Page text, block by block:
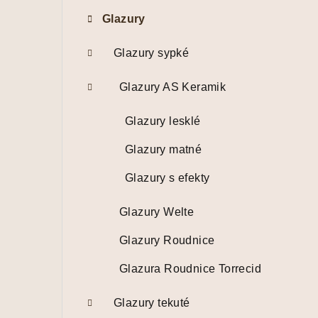
Glazury
Glazury sypké
Glazury AS Keramik
Glazury lesklé
Glazury matné
Glazury s efekty
Glazury Welte
Glazury Roudnice
Glazura Roudnice Torrecid
Glazury tekuté